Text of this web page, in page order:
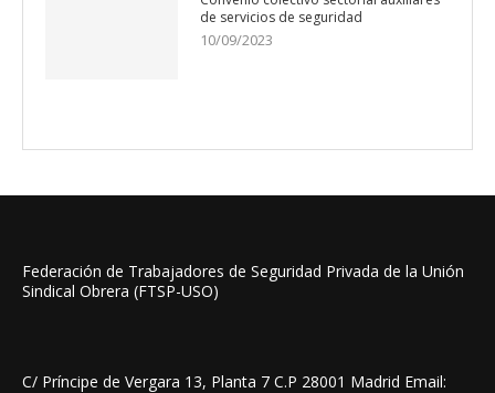
de servicios de seguridad
10/09/2023
Federación de Trabajadores de Seguridad Privada de la Unión
Sindical Obrera (FTSP-USO)
C/ Príncipe de Vergara 13, Planta 7 C.P 28001 Madrid Email: